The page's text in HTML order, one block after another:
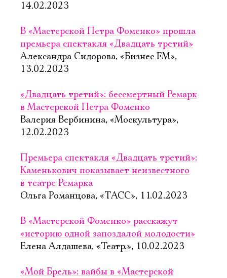
14.02.2023
В «Мастерской Петра Фоменко» прошла
премьера спектакля «Двадцать третий»
Александра Сидорова, «Бизнес FM»,
13.02.2023
«Двадцать третий»: бессмертный Ремарк
в Мастерской Петра Фоменко
Валерия Вербинина, «Москультура»,
12.02.2023
Премьера спектакля «Двадцать третий»:
Каменькович показывает неизвестного
в театре Ремарка
Ольга Романцова, «ТАСС», 11.02.2023
В «Мастерской Фоменко» расскажут
«историю одной запоздалой молодости»
Елена Алдашева, «Театр.», 10.02.2023
«Мой Брель»: вайбы в «Мастерской